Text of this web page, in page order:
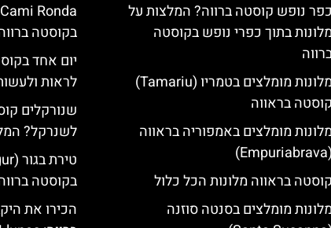
כפר נופש קוסטה ברווה? המלצות על
מלונות בתוך כפרי נופש בקוסטה
מלונות מומלצים בטמריו (Tamariu)
קוסטה בראווה
מלונות מומלצים באמפוריה בראווה
(Empuriabrava)
קוסטה בראווה מלונות הכל כלול
מלונות מומלצים בסנטה סוזנה
בקוסטה
יום אחד
לראות
שנורקלים
לשנרקל?
בקוסטה
הכירו את